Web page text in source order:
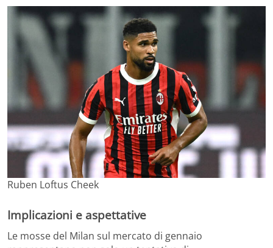
Ruben Loftus Cheek
Implicazioni e aspettative
Le mosse del Milan sul mercato di gennaio